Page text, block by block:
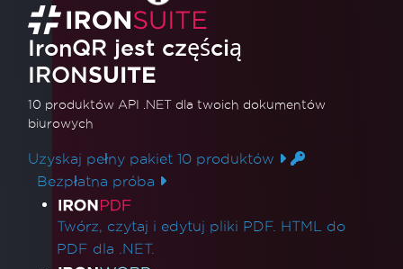
IronQR jest częścią
IRONSUITE
10 produktów API .NET dla twoich dokumentów
biurowych
Uzyskaj pełny pakiet 10 produktów
Bezpłatna próba
Linki do produktów
Twórz, czytaj i edytuj pliki PDF. HTML do
PDF dla .NET.